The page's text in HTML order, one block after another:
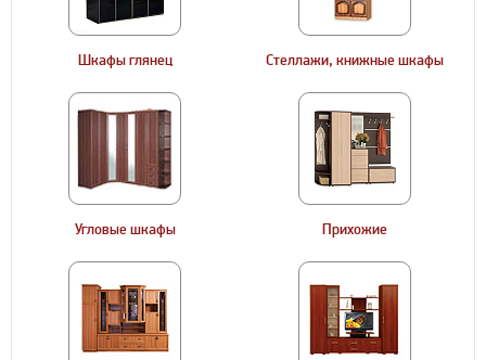
Шкафы глянец Стеллажи, книжные шкафы
Угловые шкафы Прихожие